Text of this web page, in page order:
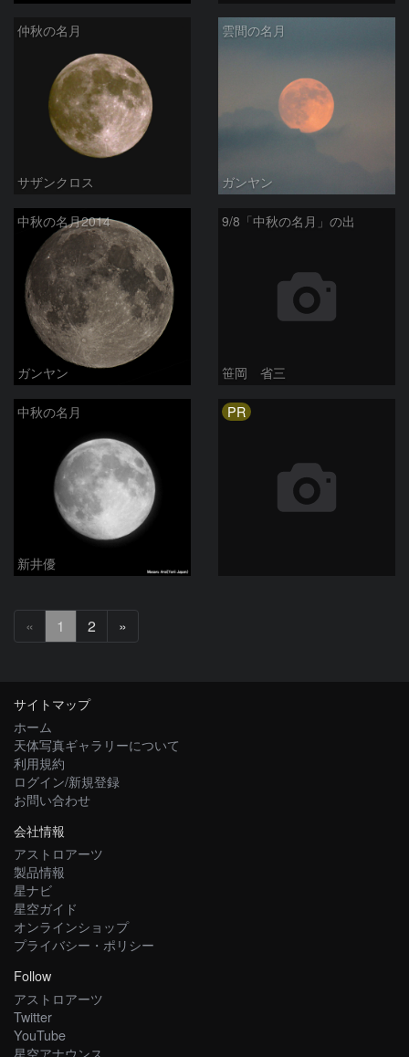
仲秋の名月
サザンクロス
雲間の名月
ガンヤン
中秋の名月2014
ガンヤン
9/8「中秋の名月」の出
笹岡 省三
中秋の名月
新井優
PR
« 1 2 »
へ
サイトマップ
ホーム
天体写真ギャラリーについて
利用規約
ログイン/新規登録
お問い合わせ
会社情報
アストロアーツ
製品情報
星ナビ
星空ガイド
オンラインショップ
プライバシー・ポリシー
Follow
アストロアーツ
Twitter
YouTube
星空アナウンス